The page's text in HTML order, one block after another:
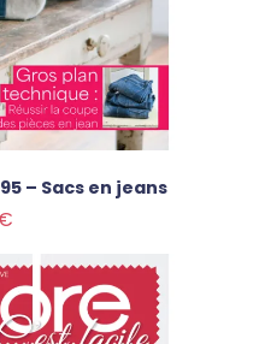
– Sacs en jeans